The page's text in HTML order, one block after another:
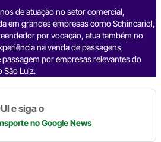
de atuação no setor comercial,
em grandes empresas como Schincariol,
por vocação, atua também no
na venda de passagens,
por empresas relevantes do
São Luiz.
e siga o
no Google News